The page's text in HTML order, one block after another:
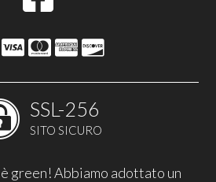
SSL-256
SITO SICURO
green! Abbiamo adottato un